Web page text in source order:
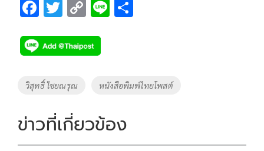
F
e
b
o
k
T
tt
er
C
p
y
Li
k
Li
Tags
วิสุทธิ์ ไชยณรุณ หนังสือพิมพ์ไทยโพสต์
ข่าวที่เกี่ยวข้อง